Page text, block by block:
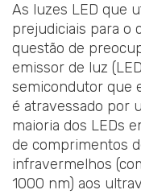
As luzes LED que
prejudiciais para o
questão de
emissor de luz
semicondutor que
é atravessado por
maioria dos LEDs
de comprimentos
infravermelhos
1000 nm) aos